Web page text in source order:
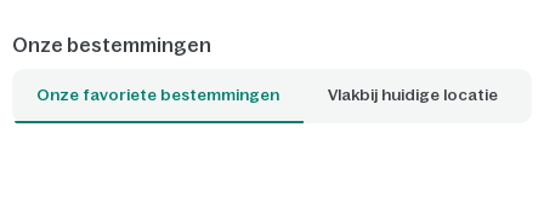
sterrenhemel, terwijl
Onze bestemmingen
Onze favoriete bestemmingen Vlakbij huidige locatie